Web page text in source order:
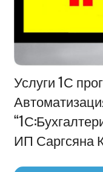
Информация
Услуги 1С
ИП Саргсяна